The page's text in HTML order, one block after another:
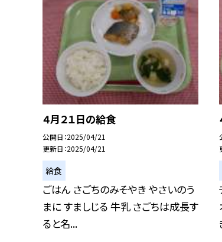
４月２１日の給食
公開日 2025/04/21
更新日 2025/04/21
給食
ごはん さごちのみそやき やさいのう
まに すましじる 牛乳 さごちは成長す
ると名...